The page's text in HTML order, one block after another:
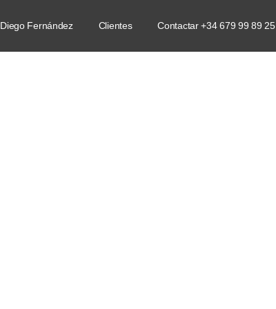
Diego Fernández Clientes Contactar +34 679 99 89 25